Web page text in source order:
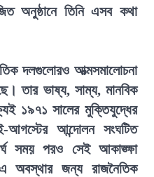
অনুষ্ঠানে তিনি এসব কথা
দলগুলোরও আত্মসমালোচনা
তার ভাষ্য, সাম্য, মানবিক
১৯৭১ সালের মুক্তিযুদ্ধের
আগস্টের আন্দোলন সংঘটিত
সময় পরও সেই আকাঙ্ক্ষা
অবস্থার জন্য রাজনৈতিক